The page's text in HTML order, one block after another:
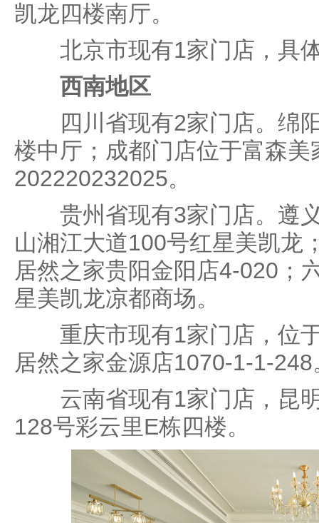
凯龙四楼南厅。
北京市现有1家门店，具
西南地区
四川省现有2家门店。绵阳
楼中厅；成都门店位于富森
202220232025。
贵州省现有3家门店。遵义
山湘江大道100号红星美凯龙
居然之家贵阳金阳店4-020；
星美凯龙凉都商场。
重庆市现有1家门店，位于
居然之家金源店1070-1-1-248
云南省现有1家门店，昆明
128号彩云里E栋四楼。